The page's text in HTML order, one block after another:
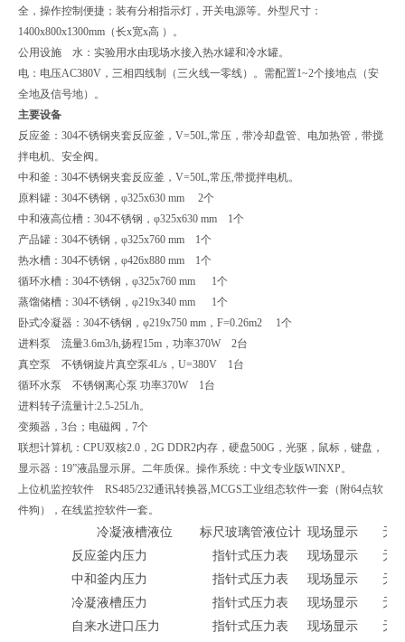
全，操作控制便捷；装有分相指示灯，开关电源等。外型尺寸：
1400x800x1300mm（长x宽x高 ）。
公用设施 水：实验用水由现场水接入热水罐和冷水罐。
电：电压AC380V，三相四线制（三火线一零线）。需配置1~2个接地点（安
全地及信号地）。
主要设备
反应釜：304不锈钢夹套反应釜，V=50L,常压，带冷却盘管、电加热管，带搅
拌电机、安全阀。
中和釜：304不锈钢夹套反应釜，V=50L,常压,带搅拌电机。
原料罐：304不锈钢，φ325x630 mm 2个
中和液高位槽：304不锈钢，φ325x630 mm 1个
产品罐：304不锈钢，φ325x760 mm 1个
热水槽：304不锈钢，φ426x880 mm 1个
循环水槽：304不锈钢，φ325x760 mm 1个
蒸馏储槽：304不锈钢，φ219x340 mm 1个
卧式冷凝器：304不锈钢，φ219x750 mm，F=0.26m2 1个
进料泵 流量3.6m3/h,扬程15m，功率370W 2台
真空泵 不锈钢旋片真空泵4L/s，U=380V 1台
循环水泵 不锈钢离心泵 功率370W 1台
进料转子流量计:2.5-25L/h。
变频器，3台；电磁阀，7个
联想计算机：CPU双核2.0，2G DDR2内存，硬盘500G，光驱，鼠标，键盘，
显示器：19”液晶显示屏。二年质保。操作系统：中文专业版WINXP。
上位机监控软件 RS485/232通讯转换器,MCGS工业组态软件一套（附64点软
件狗），在线监控软件一套。
冷凝液槽液位 标尺玻璃管液位计 现场显示
无
反应釜内压力
指针式压力表 现场显示
无
中和釜内压力
指针式压力表 现场显示
无
冷凝液槽压力
指针式压力表 现场显示
无
自来水进口压力
指针式压力表 现场显示 无